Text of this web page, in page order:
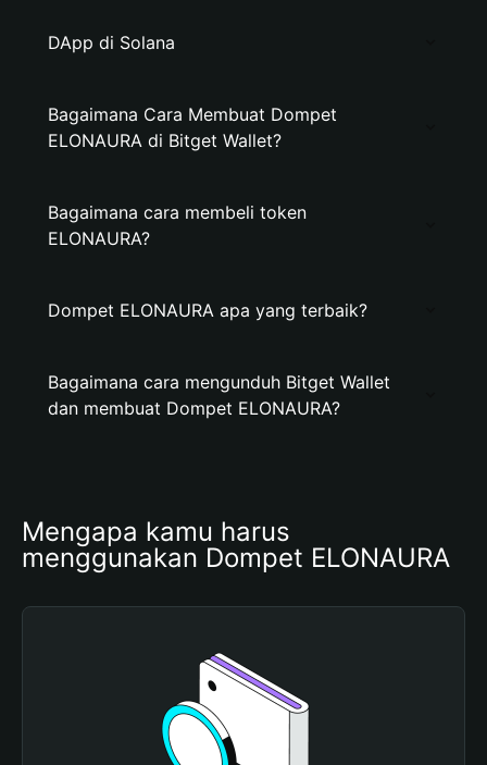
DApp di Solana
Bagaimana Cara Membuat Dompet
ELONAURA di Bitget Wallet?
Bagaimana cara membeli token
ELONAURA?
Dompet ELONAURA apa yang terbaik?
Bagaimana cara mengunduh Bitget Wallet
dan membuat Dompet ELONAURA?
Mengapa kamu harus
menggunakan Dompet ELONAURA